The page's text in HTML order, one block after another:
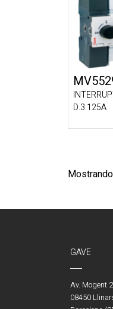
D.3 125A
GAVE
Av. Mogent
08450